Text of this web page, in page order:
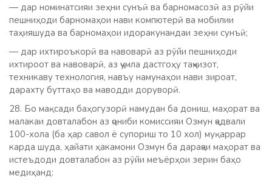
— дар номинатсияи зеҳни сунъӣ ва барномасозӣ аз рӯйи
пешниҳоди барномаҳои нави компютерӣ ва мобилии
таҳияшуда ва барномаҳои идоракунандаи зеҳни сунъӣ;
— дар ихтироъкорӣ ва навоварӣ аз рӯйи пешниҳоди
ихтироот ва навоварӣ, аз ҷумла дастгоҳу таҷҳизот,
техникаву технология, навъу намунаҳои нави зироат,
дарахту буттаҳо ва маводди доруворӣ.
28. Бо мақсади баҳогузорӣ намудан ба дониш, маҳорат ва
малакаи довталабон аз ҷониби комиссияи Озмун ҷадвали
100-хола (ба ҳар савол ё супориш то 10 хол) муқаррар
карда шуда, ҳайати ҳакамони Озмун ба дараҷаи маҳорат ва
истеъдоди довталабон аз рӯйи меъёрҳои зерин баҳо
медиҳанд: